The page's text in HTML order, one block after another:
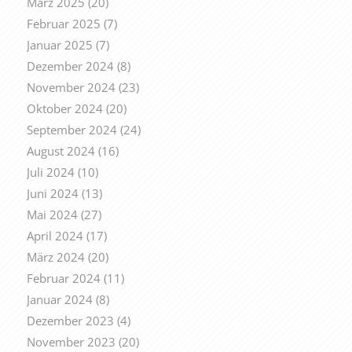
Februar 2025 (7)
Januar 2025 (7)
Dezember 2024(8)
November 2024(23)
Oktober 2024(20)
September 2024(24)
August 2024(16)
Juli 2024(10)
Juni 2024(13)
Mai 2024(27)
April 2024(17)
März 2024(20)
Februar 2024(11)
Januar 2024(8)
Dezember 2023 (4)
November 2023 (20)